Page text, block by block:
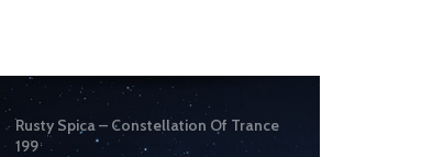
Rusty Spica – Constellation Of Trance
199